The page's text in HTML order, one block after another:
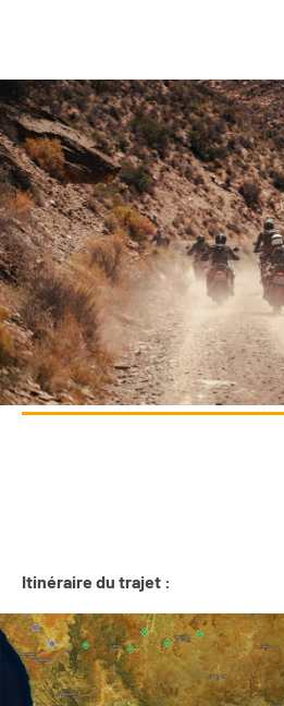
Itinéraire du trajet :